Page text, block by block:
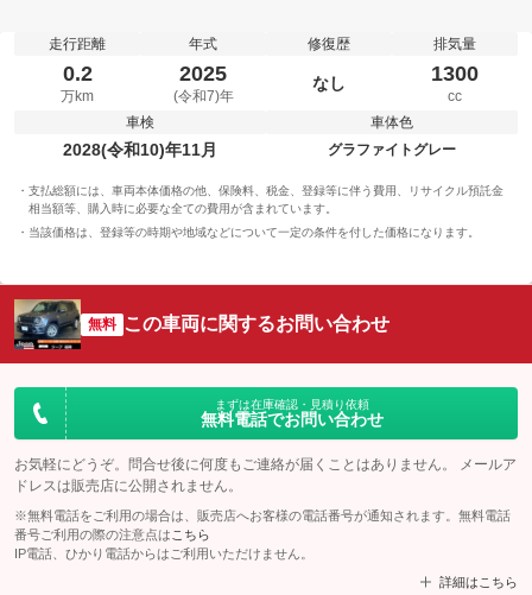
走行距離
0.2
万km
年式
2025
(令和7)年
修復歴
なし
排気量
1300
cc
車検
2028(令和10)年11月
車体色
グラファイトグレー
支払総額には、車両本体価格の他、保険料、税金、登録等に伴う費用、リサイクル預託金
相当額等、購入時に必要な全ての費用が含まれています。
当該価格は、登録等の時期や地域などについて一定の条件を付した価格になります。
無料 この車両に関するお問い合わせ
まずは在庫確認・見積り依頼
無料電話でお問い合わせ
お気軽にどうぞ。問合せ後に何度もご連絡が届くことはありません。 メールア
ドレスは販売店に公開されません。
※無料電話をご利用の場合は、販売店へお客様の電話番号が通知されます。無料電話
番号ご利用の際の注意点は こちら
IP電話、ひかり電話からはご利用いただけません。
詳細はこちら